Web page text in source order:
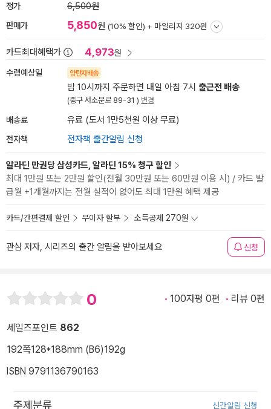
정가 6,500원
판매가 5,850원 (10% 할인) + 마일리지 320원
카드최대혜택가 4,973원
수령예상일 양탄자배송
밤 10시까지 주문하면 내일 아침 7시 출근전 배송
(중구 서소문로 89-31 ) 변경
배송료 유료 (도서 1만5천원 이상 무료)
전자책 전자책 출간알림 신청
알라딘 만권당 삼성카드, 알라딘 15% 청구 할인
최대 1만원 또는 2만원 할인(전월 30만원 또는 60만원 이용 시) / 카드 발
급월 +1개월까지는 전월 실적이 없어도 최대 1만원 혜택 제공
카드/간편결제 할인 무이자 할부 소득공제 270원
관심 저자, 시리즈의 출간 알림을 받아보세요 신청
0 100자평 0편 리뷰 0편
세일즈포인트 862
192쪽128*188mm (B6)192g
ISBN 9791136790163
주제분류 신간알림 신청